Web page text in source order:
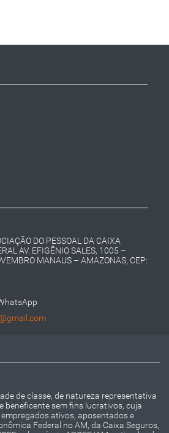
DO PESSOAL DA CAIXA
AV. EFIGÊNIO SALES, 1005 –
MANAUS – AMAZONAS, CEP:
de classe, de natureza representativa
beneficente sem fins lucrativos, cuja
ativos, aposentados e
Federal no AM, da Caixa Seguros,